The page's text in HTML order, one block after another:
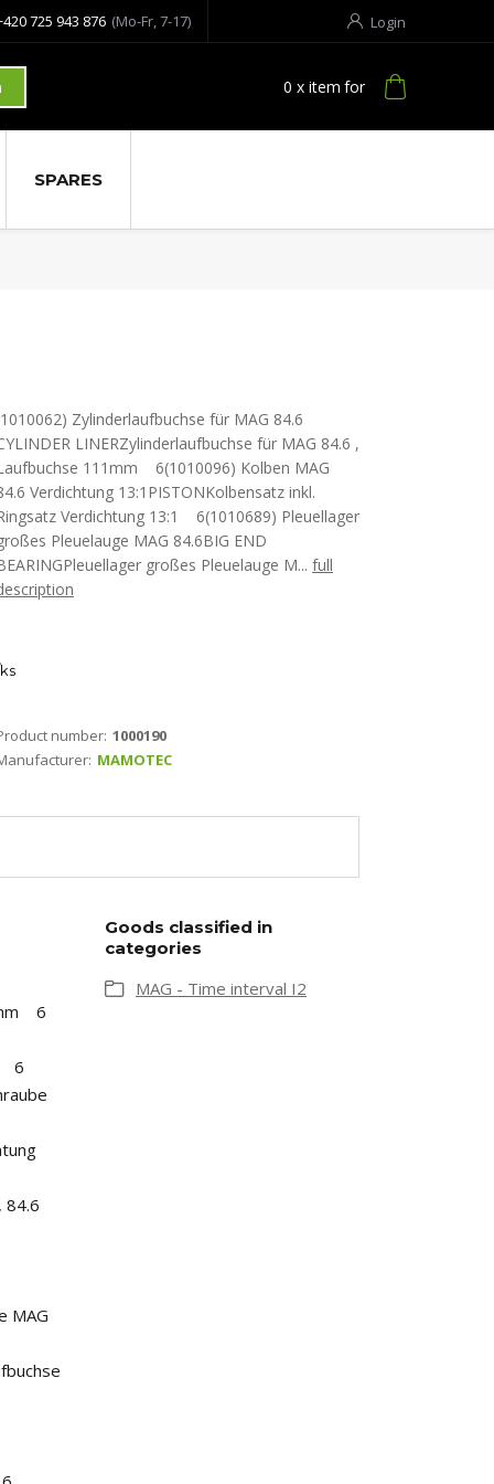
Login
725 943 876 (Mo-Fr, 7-17)
0 x item for
SPARES
Zylinderlaufbuchse für MAG 84.6
LINERZylinderlaufbuchse für MAG 84.6 ,
111mm 6(1010096) Kolben MAG
Verdichtung 13:1PISTONKolbensatz inkl.
Verdichtung 13:1 6(1010689) Pleuellager
Pleuelauge MAG 84.6BIG END
großes Pleuelauge M... full
ks
number: 1000190
MAMOTEC
6
6
84.6
MAG
Goods classified in
categories
MAG - Time interval I2